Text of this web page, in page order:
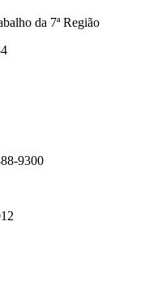
da 7ª Região
9300